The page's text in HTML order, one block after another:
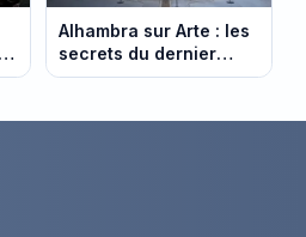
Alhambra sur Arte : les
secrets du dernier
sultanat musulman